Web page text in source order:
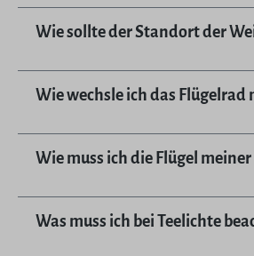
Wie sollte der Standort der
Wie wechsle ich das
Wie muss ich die Flügel
Was muss ich bei Teelichte